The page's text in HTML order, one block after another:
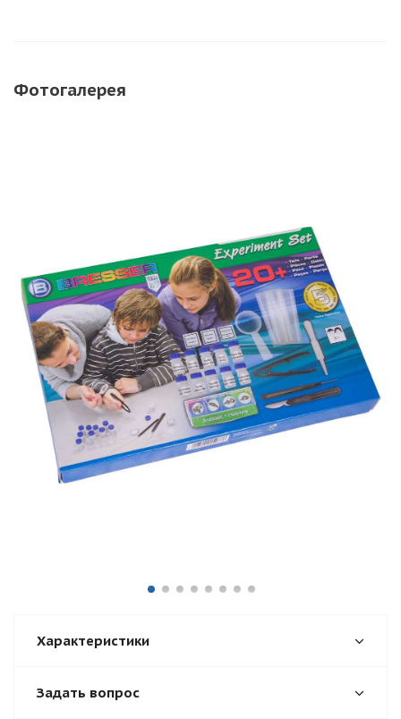
Фотогалерея
Характеристики
Задать вопрос